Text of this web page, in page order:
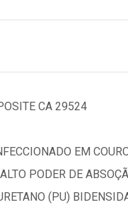
CA 29524
EM
PODER DE
(PU)